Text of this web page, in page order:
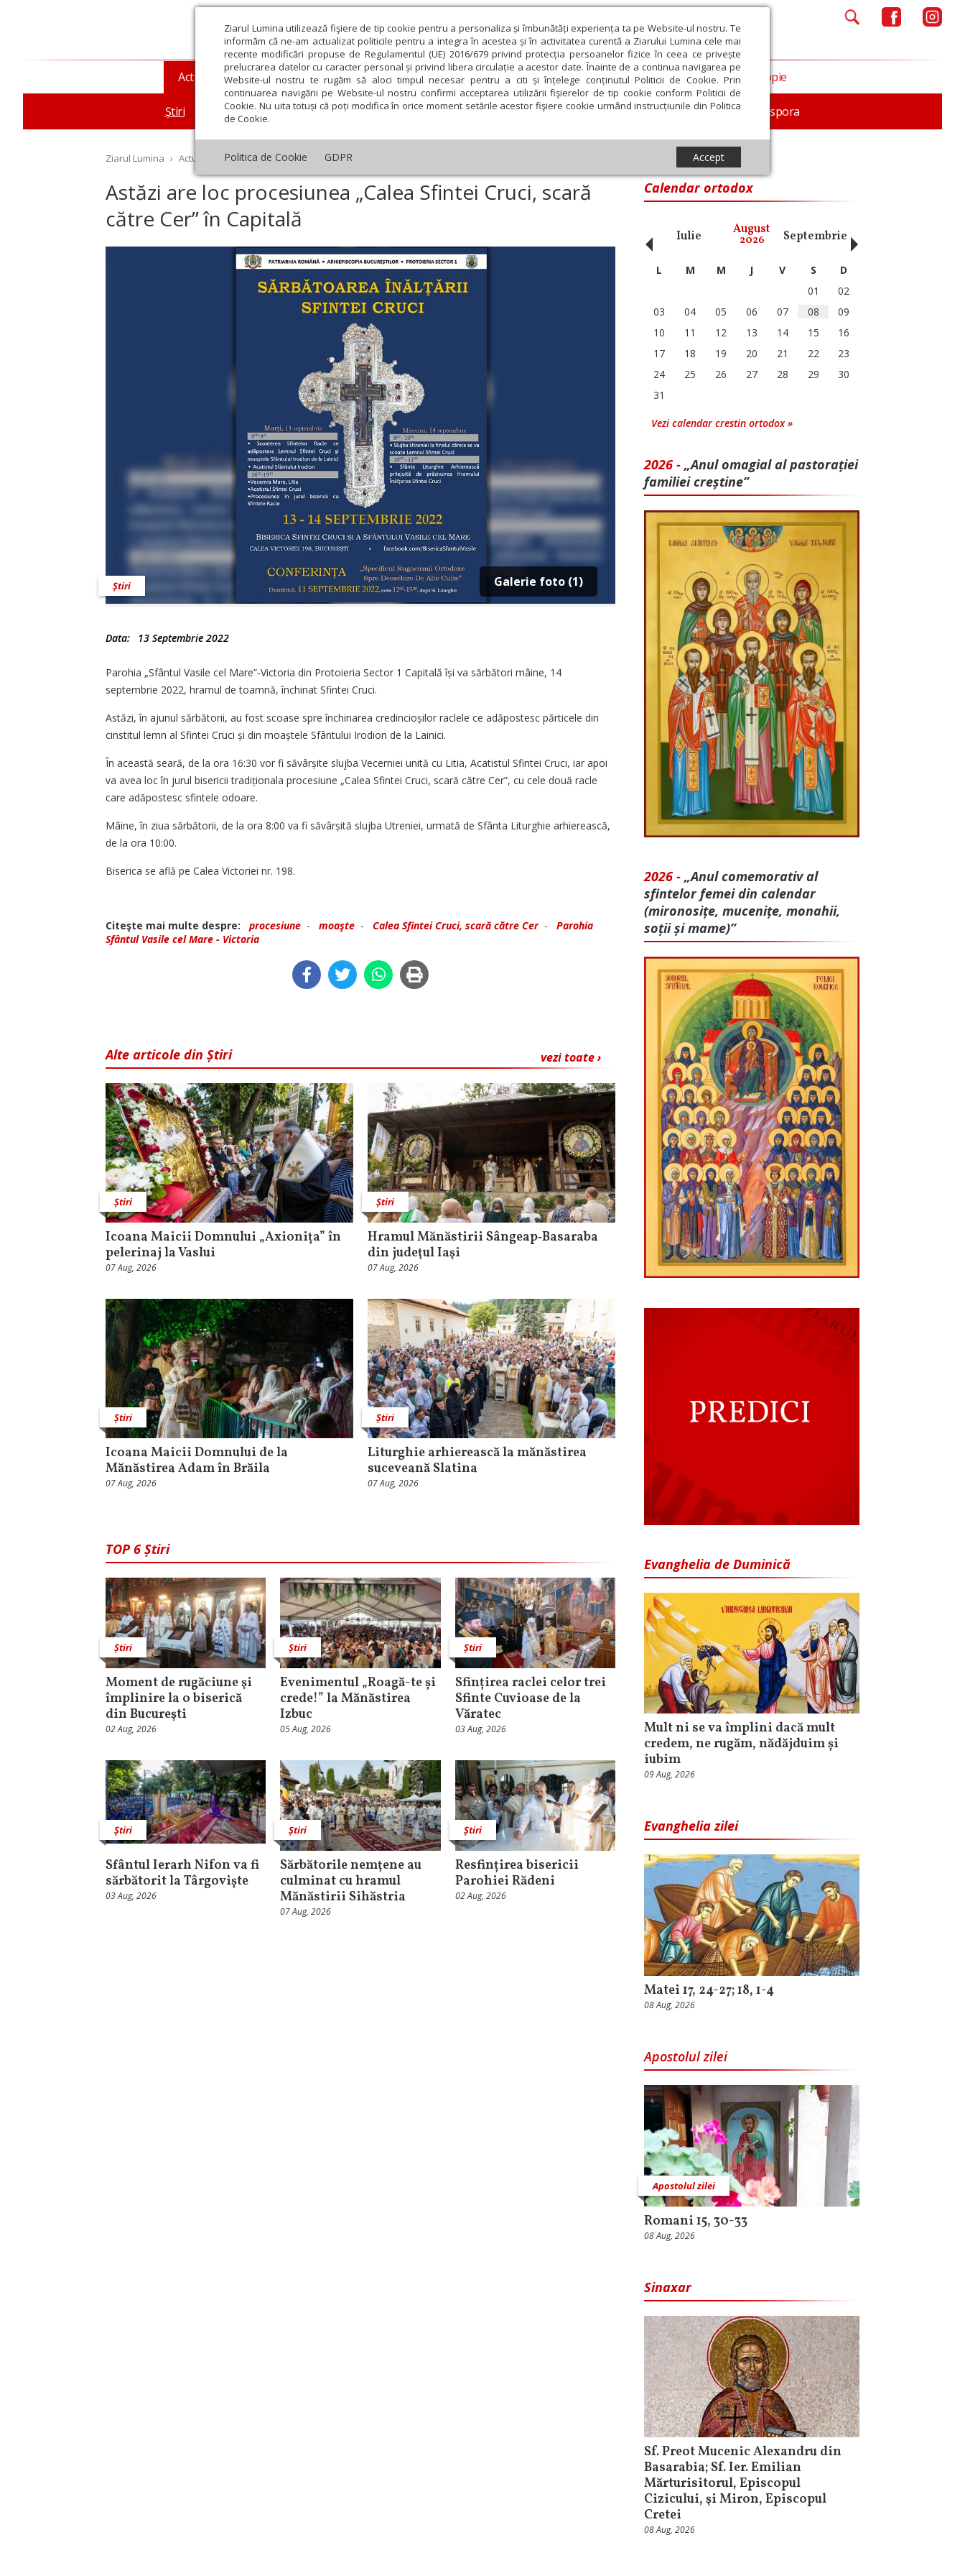
Ziarul Lumina utilizează fişiere de tip cookie pentru a personaliza și îmbunătăți experiența ta pe Website-ul nostru. Te
informăm că ne-am actualizat politicile pentru a integra în acestea și în activitatea curentă a Ziarului Lumina cele mai
recente modificări propuse de Regulamentul (UE) 2016/679 privind protecția persoanelor fizice în ceea ce privește
prelucrarea datelor cu caracter personal și privind libera circulație a acestor date. Înainte de a continua navigarea pe
Website-ul nostru te rugăm să aloci timpul necesar pentru a citi și înțelege conținutul Politicii de Cookie. Prin
continuarea navigării pe Website-ul nostru confirmi acceptarea utilizării fişierelor de tip cookie conform Politicii de
Cookie. Nu uita totuși că poți modifica în orice moment setările acestor fişiere cookie urmând instrucțiunile din Politica
de Cookie.
Politica de Cookie GDPR Accept
Actualitate religioasă
Știri Mesaje și cuvântări An omagial Comunicate de presă Documentar In memoriam Diaspora
Teologie și spiritualitate Educaţie și Cultură Societate Opinii Filantropie
Ziarul Lumina › Actualitate religioasă › Știri › Astăzi are loc procesiunea „Calea Sfintei Cruci, scară către Cer” în Capitală
Astăzi are loc procesiunea „Calea Sfintei Cruci, scară
către Cer” în Capitală
Galerie foto (1)
Știri
Data: 13 Septembrie 2022
Parohia „Sfântul Vasile cel Mare”‑Victoria din Protoieria Sector 1 Capitală își va sărbători mâine, 14
septembrie 2022, hramul de toamnă, închinat Sfintei Cruci.
Astăzi, în ajunul sărbătorii, au fost scoase spre închinarea credincioșilor raclele ce adăpostesc părticele din
cinstitul lemn al Sfintei Cruci și din moaștele Sfântului Irodion de la Lainici.
În această seară, de la ora 16:30 vor fi săvârșite slujba Vecerniei unită cu Litia, Acatistul Sfintei Cruci, iar apoi
va avea loc în jurul bisericii tradiționala procesiune „Calea Sfintei Cruci, scară către Cer”, cu cele două racle
care adăpostesc sfintele odoare.
Mâine, în ziua sărbătorii, de la ora 8:00 va fi săvârșită slujba Utreniei, urmată de Sfânta Liturghie arhierească,
de la ora 10:00.
Biserica se află pe Calea Victoriei nr. 198.
Citeşte mai multe despre: procesiune - moaşte - Calea Sfintei Cruci, scară către Cer- Parohia
Sfântul Vasile cel Mare - Victoria
vezi toate ›
Alte articole din Știri
Știri
Icoana Maicii Domnului „Axionița” în
pelerinaj la Vaslui
07 Aug, 2026
Știri
Hramul Mănăstirii Sângeap‑Basaraba
din judeţul Iaşi
07 Aug, 2026
Știri
Icoana Maicii Domnului de la
Mănăstirea Adam în Brăila
07 Aug, 2026
Știri
Liturghie arhierească la mănăstirea
suceveană Slatina
07 Aug, 2026
TOP 6 Știri
Știri
Moment de rugăciune şi
împlinire la o biserică
din Bucureşti
02 Aug, 2026
Știri
Evenimentul „Roagă-te și
crede!” la Mănăstirea
Izbuc
05 Aug, 2026
Știri
Sfințirea raclei celor trei
Sfinte Cuvioase de la
Văratec
03 Aug, 2026
Știri
Sfântul Ierarh Nifon va fi
sărbătorit la Târgoviște
03 Aug, 2026
Știri
Sărbătorile nemţene au
culminat cu hramul
Mănăstirii Sihăstria
07 Aug, 2026
Știri
Resfințirea bisericii
Parohiei Rădeni
02 Aug, 2026
Calendar ortodox
Decembrie Iulie August
2026 Septembrie Octombrie
‹ L M M J V S
D
01
02
03
04 05 06 07 08
09
10
11 12 13 14 15
16
17
18 19 20 21 22
23
24
25 26 27 28 29
30
31
Vezi calendar crestin ortodox »
2026 - „Anul omagial al pastorației
familiei creștine”
2026 - „Anul comemorativ al
sfintelor femei din calendar
(mironosițe, mu­cenițe, monahii,
soții și mame)”
Evanghelia de Duminică
Mult ni se va împlini dacă mult
credem, ne rugăm, nădăjduim și
iubim
09 Aug, 2026
Evanghelia zilei
Matei 17, 24-27; 18, 1-4
08 Aug, 2026
Apostolul zilei
Apostolul zilei
Romani 15, 30-33
08 Aug, 2026
Sinaxar
Sf. Preot Mucenic Alexandru din
Basarabia; Sf. Ier. Emilian
Mărturisitorul, Episcopul
Cizicului, şi Miron, Episcopul
Cretei
08 Aug, 2026